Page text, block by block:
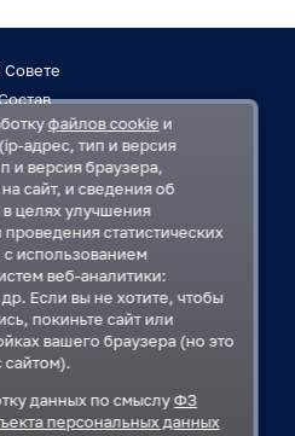
Совете
работ
Дума
областная Дума
городского округа
файлов cookie и
адрес, тип и версия
и версия браузера,
сайт, и сведения об
в целях улучшения
статистических
использованием
веб-аналитики:
Если вы не хотите, чтобы
покиньте сайт или
вашего браузера (но это
сайтом).
данных по смыслуФЗ
персональных данных